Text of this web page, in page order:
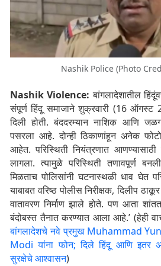
Nashik Police (Photo
Nashik Violence: बांगलादेशातील
संपूर्ण हिंदू समाजाने शुक्रवारी (16 ऑगस्ट
दिली होती. बंददरम्यान नाशिक आणि
पसरला आहे. दोन्ही ठिकाणांहून अनेक
आहेत. परिस्थिती नियंत्रणात आणण्यासाठी
लागला. त्यामुळे परिस्थिती तणावपूर्ण
मिळताच पोलिसांनी घटनास्थळी धाव घेत
याबाबत वरिष्ठ पोलीस निरीक्षक, दिलीप
वातावरण निर्माण झाले होते. पण आता
बंदोबस्त तैनात करण्यात आला आहे.’ (हेही
बांगलादेशचे नवे प्रमुख Muhammad
Modi यांना फोन; दिले हिंदू आणि इतर
सुरक्षेचे आश्वासन)